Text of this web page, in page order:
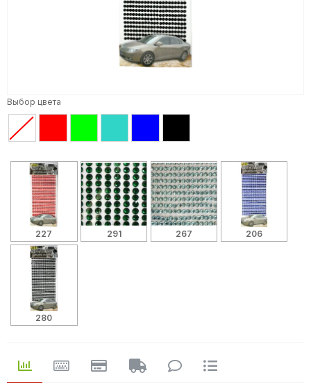
Выбор цвета
227 291 267 206
280